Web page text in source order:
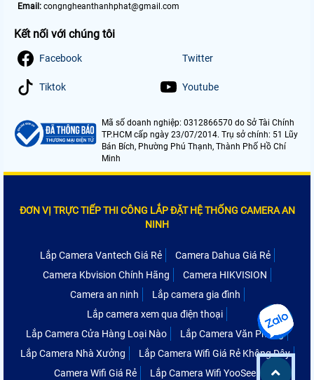
Email: congngheanthanhphat@gmail.com
Kết nối với chúng tôi
Facebook Twitter
Tiktok Youtube
Mã số doanh nghiệp: 0312866570 do Sở Tài Chính
TP.HCM cấp ngày 23/07/2014. Trụ sở chính: 51 Lũy
Bán Bích, Phường Phú Thạnh, Thành Phố Hồ Chí
Minh
ĐƠN VỊ TRỰC TIẾP THI CÔNG LẮP ĐẶT HỆ THỐNG CAMERA AN
NINH
Lắp Camera Vantech Giá Rẻ
Camera Dahua Giá Rẻ
Camera Kbvision Chính Hãng
Camera HIKVISION
Camera an ninh
Lắp camera gia đình
Lắp camera xem qua điện thoại
Lắp Camera Cửa Hàng Loại Nào
Lắp Camera Văn Phòng
Lắp Camera Nhà Xưởng
Lắp Camera Wifi Giá Rẻ Không Dây
Camera Wifi Giá Rẻ
Lắp Camera Wifi YooSee